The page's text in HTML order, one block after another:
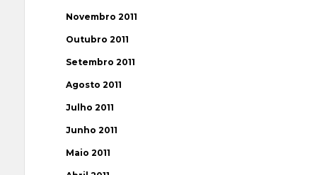
Novembro 2011
Outubro 2011
Setembro 2011
Agosto 2011
Julho 2011
Junho 2011
Maio 2011